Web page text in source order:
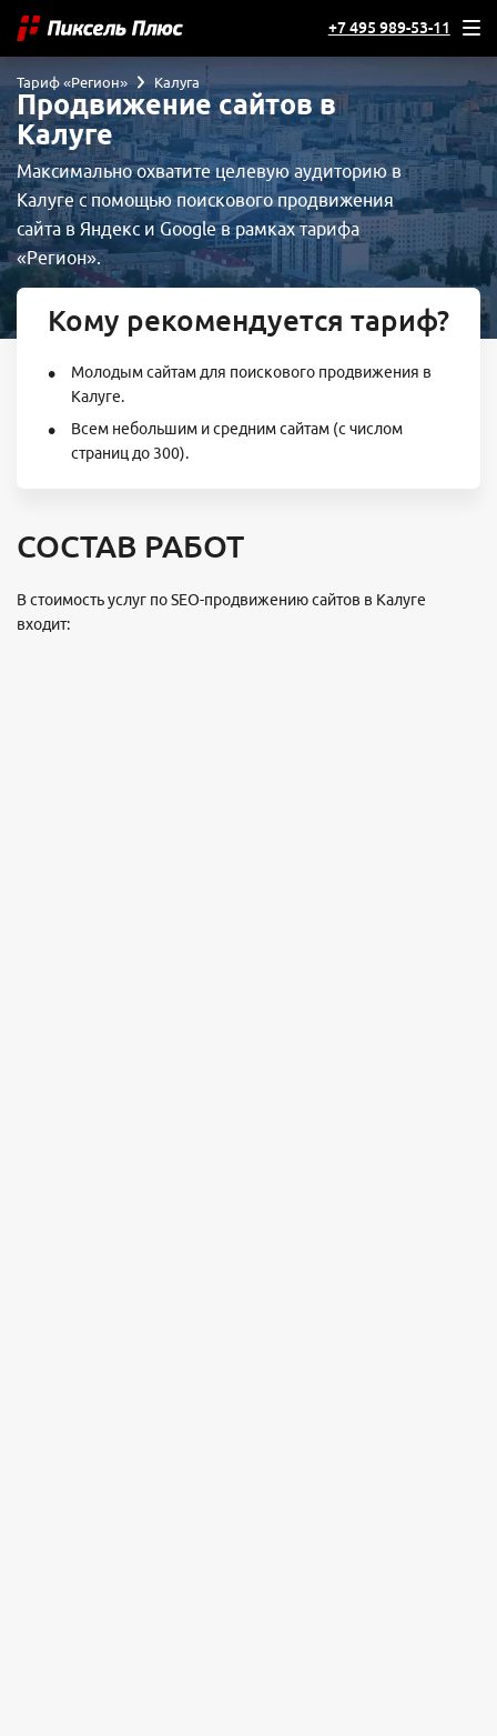
+7 495 989-53-11
Продвижение сайтов в
Калуге
Максимально охватите целевую аудиторию в
Калуге с помощью поискового продвижения
сайта в Яндекс и Google в рамках тарифа
«Регион».
Тариф «Регион» Калуга
Кому рекомендуется тариф?
Молодым сайтам для поискового продвижения в
Калуге.
Всем небольшим и средним сайтам (с числом
страниц до 300).
СОСТАВ РАБОТ
В стоимость услуг по SEO-продвижению сайтов в Калуге
входит: